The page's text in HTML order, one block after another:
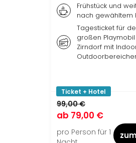
Frühstück und
nach gewähltem
Tagesticket für
großen Playmobil
Zirndorf mit
Ticket + Hotel
99,00 €
ab 79,00 €
pro Person für 1